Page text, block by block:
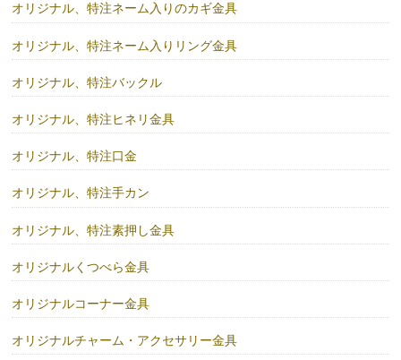
オリジナル、特注ネーム入りのカギ金具
オリジナル、特注ネーム入りリング金具
オリジナル、特注バックル
オリジナル、特注ヒネリ金具
オリジナル、特注口金
オリジナル、特注手カン
オリジナル、特注素押し金具
オリジナルくつべら金具
オリジナルコーナー金具
オリジナルチャーム・アクセサリー金具